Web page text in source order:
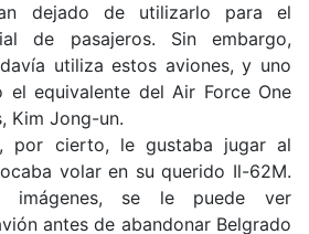
dejado de utilizarlo para el
de pasajeros. Sin embargo,
utiliza estos aviones, y uno
equivalente del Air Force One
Kim Jong-un.
por cierto, le gustaba jugar al
volar en su querido Il-62M.
imágenes, se le puede ver
antes de abandonar Belgrado